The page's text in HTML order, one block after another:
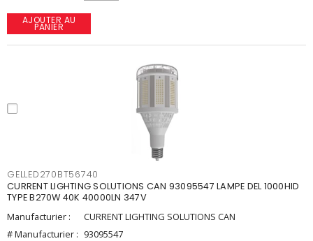
AJOUTER AU
PANIER
GELLED270BT56740
CURRENT LIGHTING SOLUTIONS CAN 93095547 LAMPE DEL 1000HID
TYPE B270W 40K 40000LN 347V
Manufacturier :
CURRENT LIGHTING SOLUTIONS CAN
# Manufacturier : 93095547